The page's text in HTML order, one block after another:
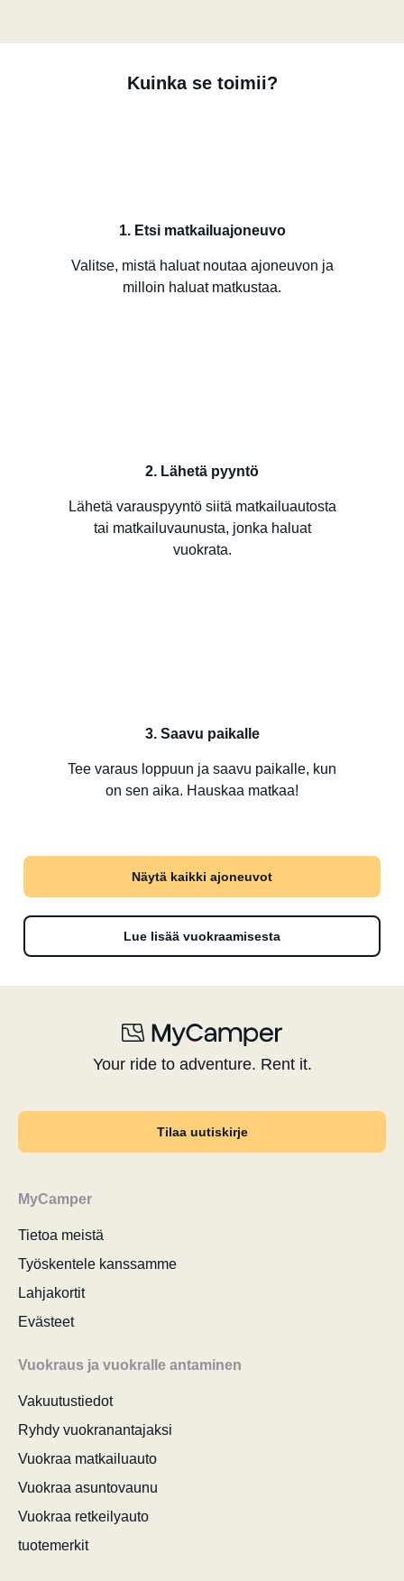
Kuinka se toimii?
1. Etsi matkailuajoneuvo
Valitse, mistä haluat noutaa ajoneuvon ja
milloin haluat matkustaa.
2. Lähetä pyyntö
Lähetä varauspyyntö siitä matkailuautosta
tai matkailuvaunusta, jonka haluat
vuokrata.
3. Saavu paikalle
Tee varaus loppuun ja saavu paikalle, kun
on sen aika. Hauskaa matkaa!
Näytä kaikki ajoneuvot
Lue lisää vuokraamisesta
Your ride to adventure. Rent it.
Tilaa uutiskirje
MyCamper
Tietoa meistä
Työskentele kanssamme
Lahjakortit
Evästeet
Vuokraus ja vuokralle antaminen
Vakuutustiedot
Ryhdy vuokranantajaksi
Vuokraa matkailuauto
Vuokraa asuntovaunu
Vuokraa retkeilyauto
tuotemerkit